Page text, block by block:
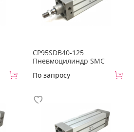
CP95SDB40-125
Пневмоцилиндр SMC
По запросу